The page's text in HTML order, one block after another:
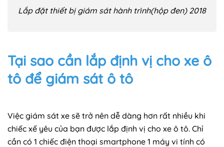
Lắp đặt thiết bị giám sát hành trình(hộp đen) 2018
Tại sao cần lắp định vị cho xe ô
tô để giám sát ô tô
Việc giám sát xe sẽ trở nên dễ dàng hơn rất nhiều khi
chiếc xế yêu của bạn được lắp định vị cho xe ô tô. Chỉ
cần có 1 chiếc điện thoại smartphone 1 máy vi tính có